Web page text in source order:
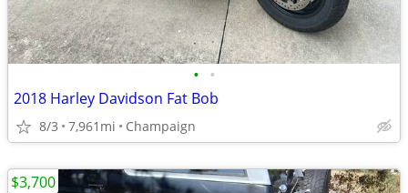
• •
2018 Harley Davidson Fat Bob
8/3 7,961mi Champaign
$3,700